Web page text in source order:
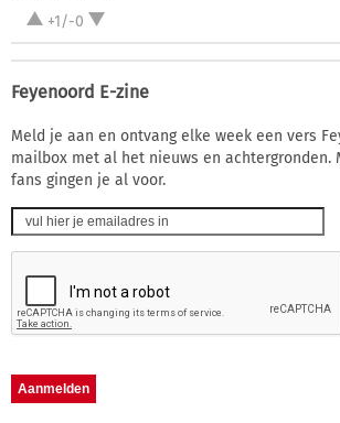
+1/-0
Feyenoord E-zine
Meld je aan en ontvang elke week een vers
mailbox met al het nieuws en achtergronden.
fans gingen je al voor.